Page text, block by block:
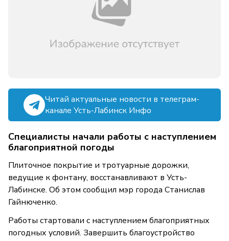
Читай актуальные новости в телеграм-
канале Усть-Лабинск Инфо
Специалисты начали работы с наступлением
благоприятной погоды
Плиточное покрытие и тротуарные дорожки,
ведущие к фонтану, восстанавливают в Усть-
Лабинске. Об этом сообщил мэр города Станислав
Гайнюченко.
Работы стартовали с наступлением благоприятных
погодных условий. Завершить благоустройство